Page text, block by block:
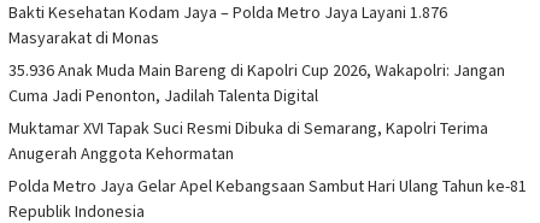
Bakti Kesehatan Kodam Jaya – Polda Metro Jaya Layani 1.876
Masyarakat di Monas
35.936 Anak Muda Main Bareng di Kapolri Cup 2026, Wakapolri: Jangan
Cuma Jadi Penonton, Jadilah Talenta Digital
Muktamar XVI Tapak Suci Resmi Dibuka di Semarang, Kapolri Terima
Anugerah Anggota Kehormatan
Polda Metro Jaya Gelar Apel Kebangsaan Sambut Hari Ulang Tahun ke-81
Republik Indonesia